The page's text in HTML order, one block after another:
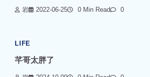
岩 2022-06-25 0 Min Read 0
LIFE
芊哥太胖了